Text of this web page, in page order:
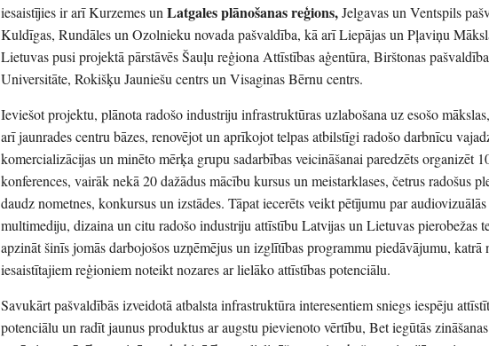
iesaistījies ir arī Kurzemes unLatgales plānošanas reģions,Jelgavas un Ventspils
Kuldīgas, Rundāles un Ozolnieku novada pašvaldība, kā arī Liepājas un Pļaviņu
Lietuvas pusi projektā pārstāvēs Šauļu reģiona Attīstības aģentūra, Birštonas
Universitāte, Rokišķu Jauniešu centrs un Visaginas Bērnu centrs.
Ieviešot projektu, plānota radošo industriju infrastruktūras uzlabošana uz esošo
arī jaunrades centru bāzes, renovējot un aprīkojot telpas atbilstīgi radošo darbnīcu
komercializācijas un minēto mērķa grupu sadarbības veicināšanai paredzēts organizēt
konferences, vairāk nekā 20 dažādus mācību kursus un meistarklases, četrus radošus
daudz nometnes, konkursus un izstādes. Tāpat iecerēts veikt pētījumu par audiovizuālās
multimediju, dizaina un citu radošo industriju attīstību Latvijas un Lietuvas pierobežas
apzināt šinīs jomās darbojošos uzņēmējus un izglītības programmu piedāvājumu, katrā
iesaistītajiem reģioniem noteikt nozares ar lielāko attīstības potenciālu.
Savukārt pašvaldībās izveidotā atbalsta infrastruktūra interesentiem sniegs iespēju
potenciālu un radīt jaunus produktus ar augstu pievienoto vērtību, Bet iegūtās